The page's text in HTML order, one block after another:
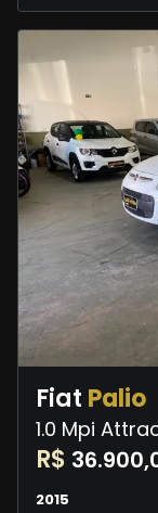
Fiat Palio
1.0 Mpi
R$
2015